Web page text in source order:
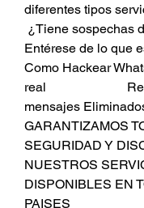
diferentes tipos
¿Tiene sospechas
Entérese de lo que
Como Hackear
real
mensajes
GARANTIZAMOS
SEGURIDAD Y
NUESTROS
DISPONIBLES EN
PAISES